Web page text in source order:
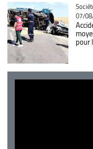
07/
pour